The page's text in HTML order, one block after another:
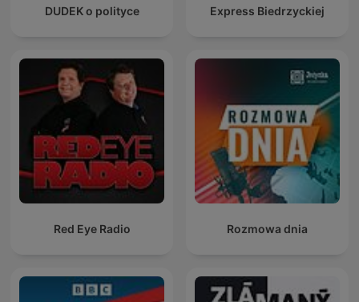
DUDEK o polityce Express Biedrzyckiej
Red Eye Radio Rozmowa dnia